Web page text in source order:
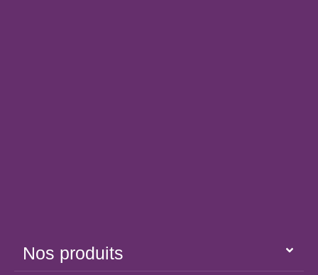
Nos produits